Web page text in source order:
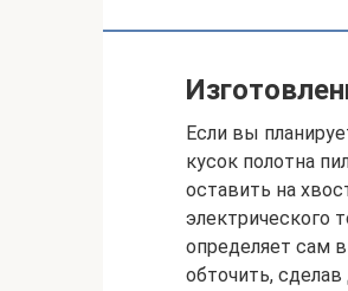
Если вы
кусок полотна
оставить на
электрического
определяет сам
обточить,